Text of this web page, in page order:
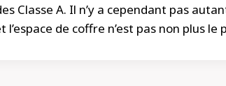
Classe A. Il n’y a cependant pas
l’espace de coffre n’est pas non plus le